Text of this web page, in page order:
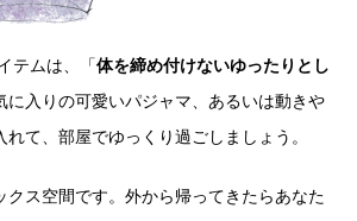
テムは、「体を締め付けないゆったりとし
に入りの可愛いパジャマ、あるいは動きや
て、部屋でゆっくり過ごしましょう。
クス空間です。外から帰ってきたらあなた